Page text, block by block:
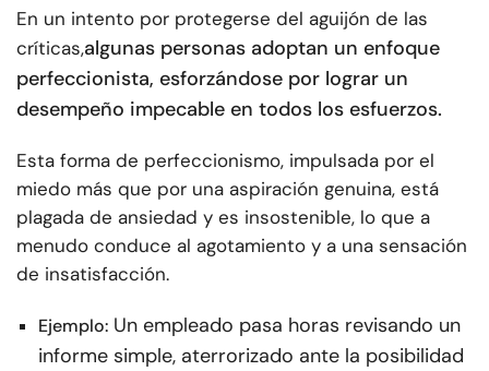
En un intento por protegerse del aguijón de las
críticas,algunas personas adoptan un enfoque
perfeccionista, esforzándose por lograr un
desempeño impecable en todos los esfuerzos.
Esta forma de perfeccionismo, impulsada por el
miedo más que por una aspiración genuina, está
plagada de ansiedad y es insostenible, lo que a
menudo conduce al agotamiento y a una sensación
de insatisfacción.
Ejemplo: Un empleado pasa horas revisando un
informe simple, aterrorizado ante la posibilidad